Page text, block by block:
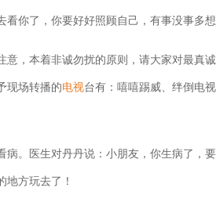
看你了，你要好好照顾自己，有事没事多想
意，本着非诚勿扰的原则，请大家对最真
现场转播的电视台有：嘻嘻踢威、绊倒电
病。医生对丹丹说：小朋友，你生病了，
地方玩去了！